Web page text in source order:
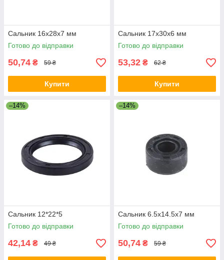
Сальник 16x28x7 мм
Готово до відправки
50,74 ₴ 59 ₴
Купити
Сальник 17x30x6 мм
Готово до відправки
53,32 ₴ 62 ₴
Купити
–14%
Сальник 12*22*5
Готово до відправки
42,14 ₴ 49 ₴
–14%
Сальник 6.5x14.5x7 мм
Готово до відправки
50,74 ₴ 59 ₴